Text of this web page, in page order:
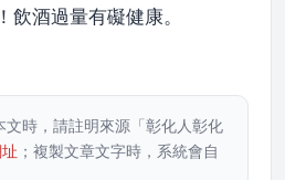
酒過量有礙健康。
文時，請註明來源「彰化人彰化
；複製文章文字時，系統會自